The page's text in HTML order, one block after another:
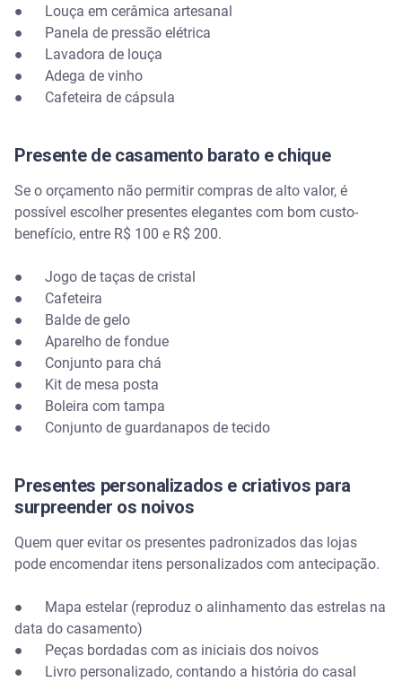
● Louça em cerâmica artesanal
● Panela de pressão elétrica
● Lavadora de louça
● Adega de vinho
● Cafeteira de cápsula
Presente de casamento barato e chique
Se o orçamento não permitir compras de alto valor, é
possível escolher presentes elegantes com bom custo-
benefício, entre R$ 100 e R$ 200.
● Jogo de taças de cristal
● Cafeteira
● Balde de gelo
● Aparelho de fondue
● Conjunto para chá
● Kit de mesa posta
● Boleira com tampa
● Conjunto de guardanapos de tecido
Presentes personalizados e criativos para
surpreender os noivos
Quem quer evitar os presentes padronizados das lojas
pode encomendar itens personalizados com antecipação.
● Mapa estelar (reproduz o alinhamento das estrelas na
data do casamento)
● Peças bordadas com as iniciais dos noivos
● Livro personalizado, contando a história do casal